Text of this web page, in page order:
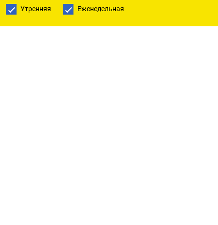
Утренняя Еженедельная
производитель самолетов Airbus вернул